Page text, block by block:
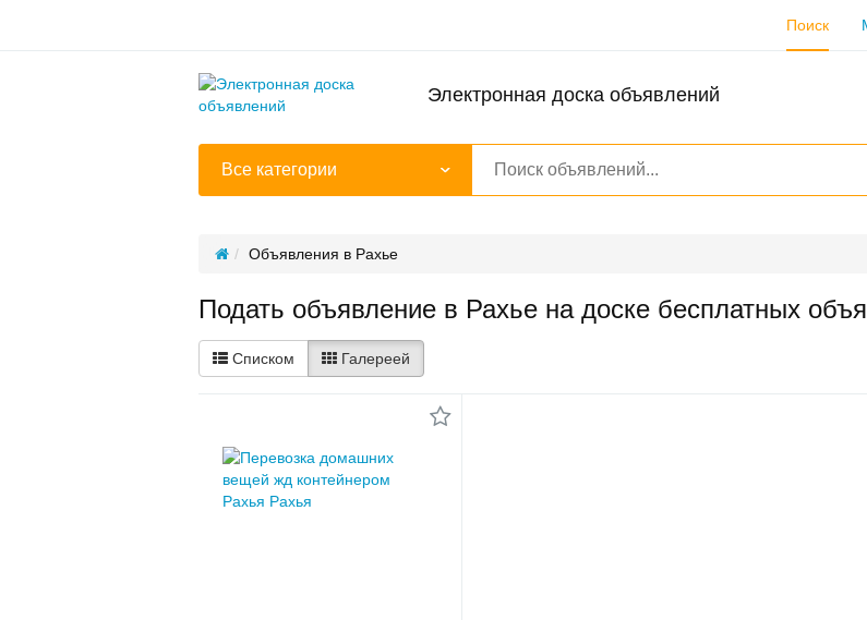
Поиск
Электронная доска объявлений
Все категории
Объявления в Рахье
Подать объявление в Рахье на доске бесплатных
Списком Галереей